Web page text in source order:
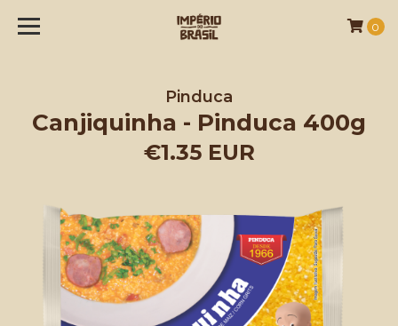
0
Pinduca
Canjiquinha - Pinduca 400g
€1.35 EUR